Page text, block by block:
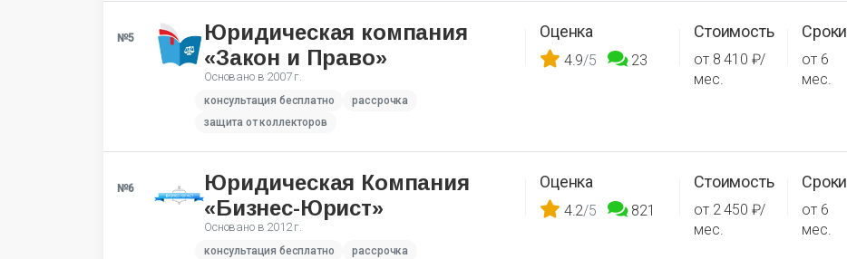
№5
Юридическая компания
«Закон и Право»
Основано в 2007 г.
консультация бесплатно
рассрочка
защита от коллекторов
Оценка
4.9/5 23
Стоимость
от 8 410 ₽/
мес.
Сроки
от 6
мес.
№6
Юридическая Компания
«Бизнес-Юрист»
Основано в 2012 г.
консультация бесплатно
рассрочка
Оценка
4.2/5 821
Стоимость
от 2 450 ₽/
мес.
Сроки
от 6
мес.